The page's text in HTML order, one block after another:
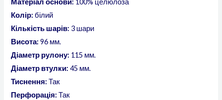
Матеріал основи: 100% целюлоза
Колір: білий
Кількість шарів: 3 шари
Висота: 96 мм.
Діаметр рулону: 115 мм.
Діаметр втулки: 45 мм.
Тиснення: Так
Перфорація: Так